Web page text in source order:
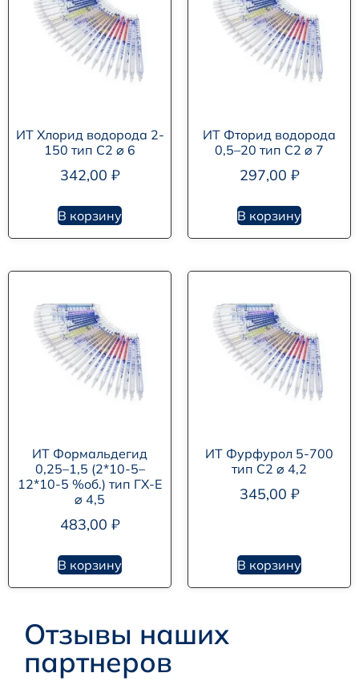
ИТ Хлорид водорода 2-
150 тип С2 ⌀ 6
342,00 ₽
В корзину
ИТ Фторид водорода
0,5–20 тип С2 ⌀ 7
297,00 ₽
В корзину
ИТ Формальдегид
0,25–1,5 (2*10-5–
12*10-5 %об.) тип ГХ-Е
⌀ 4,5
483,00 ₽
В корзину
ИТ Фурфурол 5-700
тип С2 ⌀ 4,2
345,00 ₽
В корзину
Отзывы наших
партнеров